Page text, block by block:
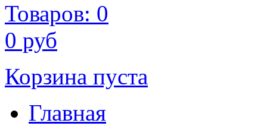
Товаров: 0
0 руб
Корзина пуста
Главная